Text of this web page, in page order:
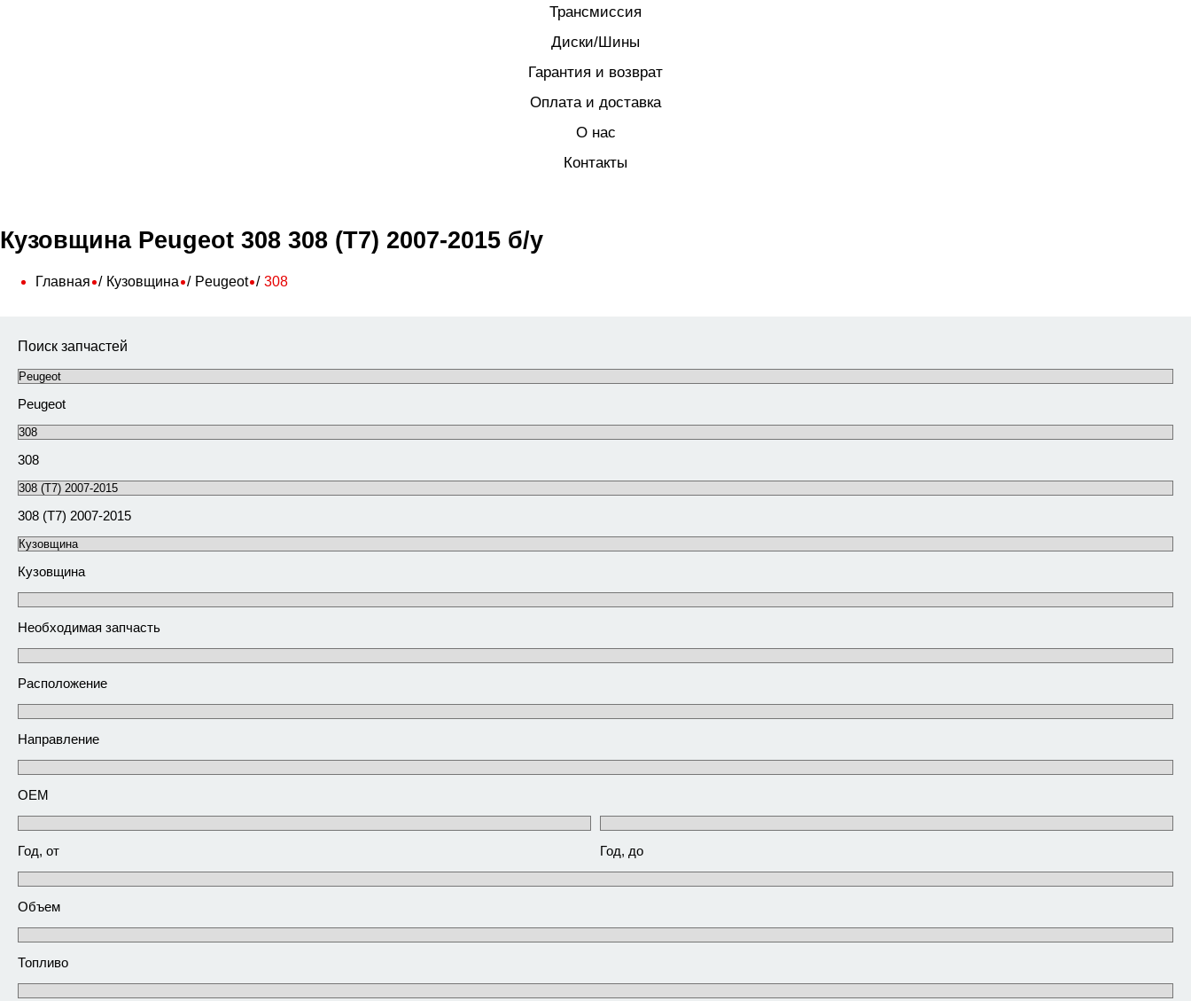
Трансмиссия
Диски/Шины
Гарантия и возврат
Оплата и доставка
О нас
Контакты
Кузовщина Peugeot 308 308 (T7) 2007-2015 б/у
Главная Кузовщина Peugeot 308
Поиск запчастей
Peugeot
308
308 (T7) 2007-2015
Кузовщина
Необходимая запчасть
Расположение
Направление
ОЕМ
Год, от Год, до
Объем
Топливо